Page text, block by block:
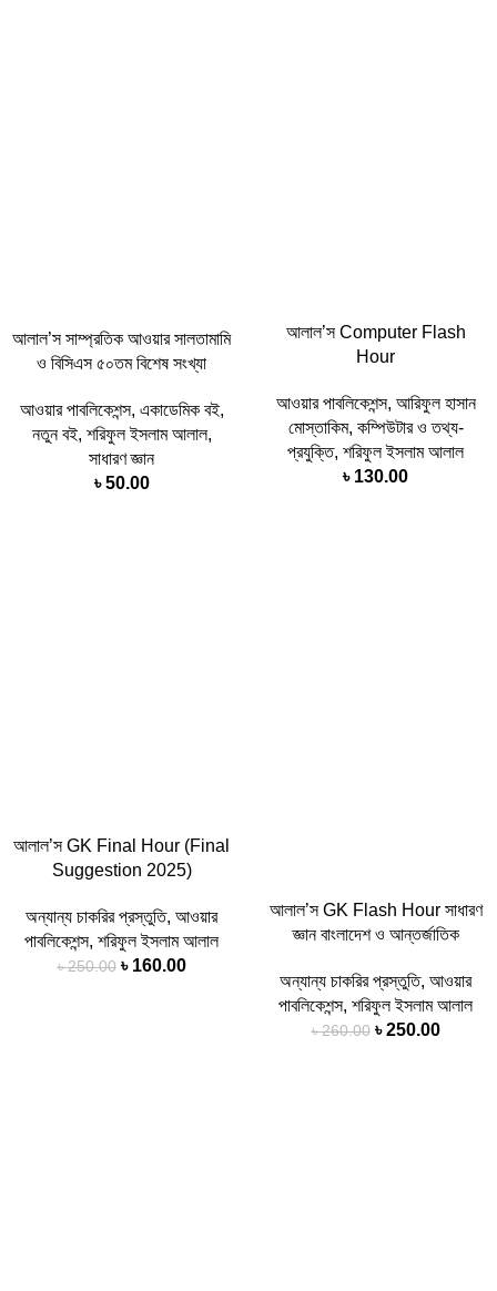
আলাল’স সাম্প্রতিক আওয়ার সালতামামি
ও বিসিএস ৫০তম বিশেষ সংখ্যা
আওয়ার পাবলিকেশন্স, একাডেমিক বই,
নতুন বই, শরিফুল ইসলাম আলাল,
সাধারণ জ্ঞান
৳50.00
আলাল’স Computer Flash
Hour
আওয়ার পাবলিকেশন্স, আরিফুল হাসান
মোস্তাকিম, কম্পিউটার ও তথ্য-
প্রযুক্তি, শরিফুল ইসলাম আলাল
৳ 130.00
আলাল’স GK Final Hour (Final
Suggestion 2025)
অন্যান্য চাকরির প্রস্তুতি, আওয়ার
পাবলিকেশন্স, শরিফুল ইসলাম আলাল
৳250.00 ৳ 160.00
আলাল’স GK Flash Hour সাধারণ
জ্ঞান বাংলাদেশ ও আন্তর্জাতিক
অন্যান্য চাকরির প্রস্তুতি, আওয়ার
পাবলিকেশন্স, শরিফুল ইসলাম আলাল
৳260.00 ৳250.00